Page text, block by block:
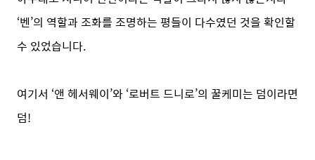
‘벤’의 역할과 조화를 조명하는 평들이 다수였던 것을 확인할
수 있었습니다.
여기서 ‘앤 헤서웨이’와 ‘로버트 드니로’의 꿀케미는 덤이라면
덤!